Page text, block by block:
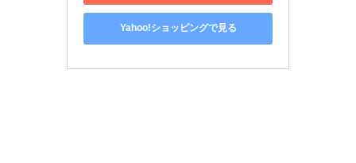
Yahoo!ショッピングで見る